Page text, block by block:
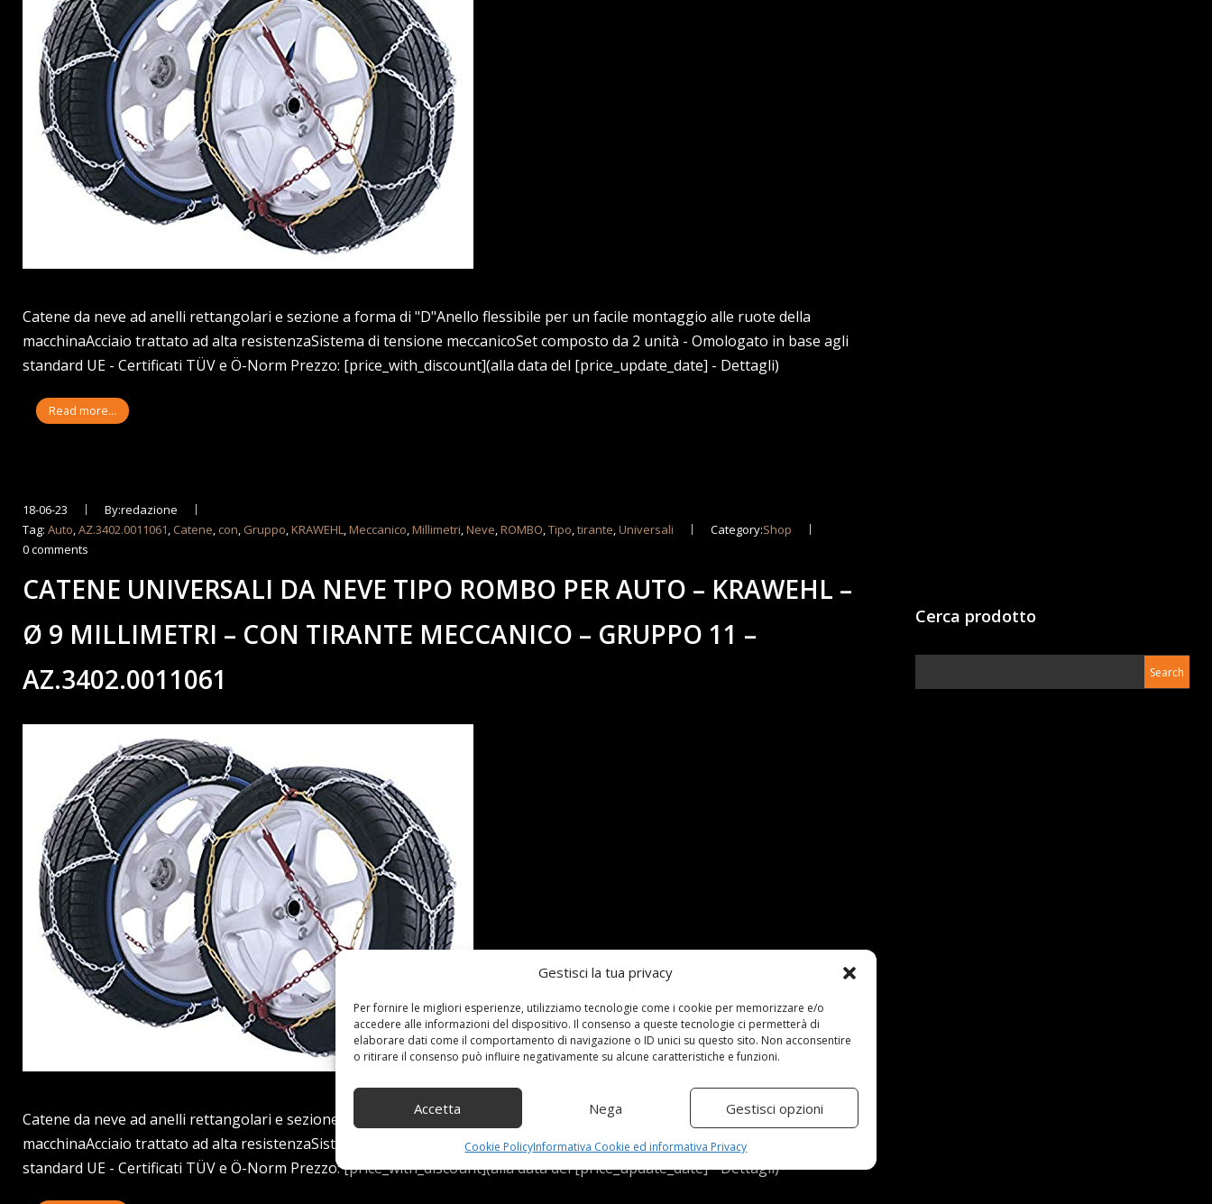
Gestisci la tua privacy
Per fornire le migliori esperienze, utilizziamo tecnologie come i cookie per memorizzare e/o
accedere alle informazioni del dispositivo. Il consenso a queste tecnologie ci permetterà di
elaborare dati come il comportamento di navigazione o ID unici su questo sito. Non acconsentire
o ritirare il consenso può influire negativamente su alcune caratteristiche e funzioni.
Accetta Nega Gestisci opzioni
Cookie PolicyInformativa Cookie ed informativa Privacy
Catene da neve ad anelli rettangolari e sezione a forma di "D"Anello flessibile per un facile montaggio alle ruote della
macchinaAcciaio trattato ad alta resistenzaSistema di tensione meccanicoSet composto da 2 unità - Omologato in base agli
standard UE - Certificati TÜV e Ö-Norm Prezzo: [price_with_discount](alla data del [price_update_date] - Dettagli)
Read more...
18-06-23
By:redazione
Tag:Auto,AZ.3402.0011061, Catene, con, Gruppo,KRAWEHL,Meccanico,Millimetri,Neve,ROMBO,Tipo,tirante,Universali Category:Shop
0 comments
CATENE UNIVERSALI DA NEVE TIPO ROMBO PER AUTO – KRAWEHL –
Ø 9 MILLIMETRI – CON TIRANTE MECCANICO – GRUPPO 11 –
AZ.3402.0011061
Catene da neve ad anelli rettangolari e sezione a forma di "D"Anello flessibile per un facile montaggio alle ruote della
macchinaAcciaio trattato ad alta resistenzaSistema di tensione meccanicoSet composto da 2 unità - Omologato in base agli
standard UE - Certificati TÜV e Ö-Norm Prezzo: [price_with_discount](alla data del [price_update_date] - Dettagli)
Cerca prodotto